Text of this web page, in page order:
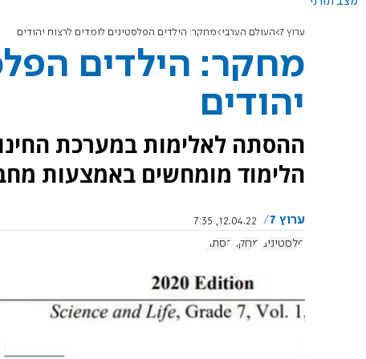
ערוץ 7 העולם הערבי מחקר: הילדים הפלסטינים לומדים לרצוח יהודים
מחקר: הילדים
יהודים
ההסתה לאלימות במערכת
הלימוד מומחשים באמצעות
ערוץ 7
12.04.22, 7:35
פלסטינים מחקר הסתה